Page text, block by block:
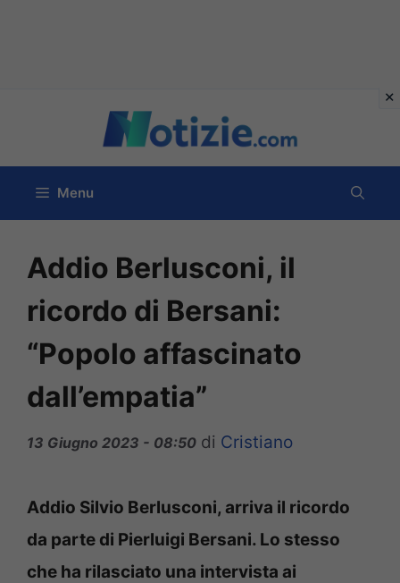
contenuto
Menu
Addio Berlusconi, il
ricordo di Bersani:
“Popolo affascinato
dall’empatia”
13 Giugno 2023 - 08:50 di Cristiano
Addio Silvio Berlusconi, arriva il ricordo
da parte di Pierluigi Bersani. Lo stesso
che ha rilasciato una intervista ai